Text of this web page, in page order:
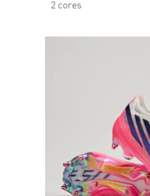
2 cores